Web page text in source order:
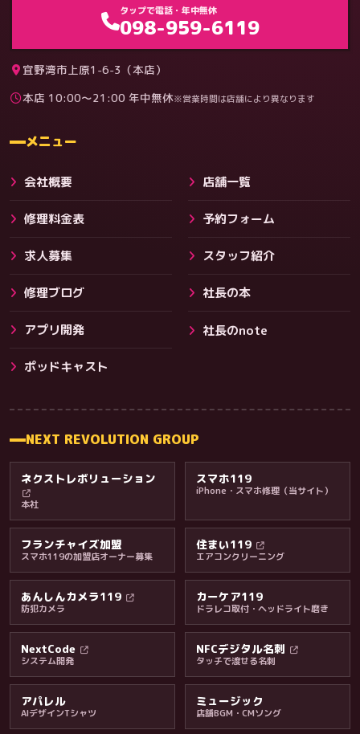
その他サービス
料金・保証・ご案内
料金
タップで電話・年中無休
098-959-6119
宜野湾市上原1-6-3（本店）
本店 10:00〜21:00 年中無休※営業時間は店舗により異なります
メニュー
会社概要 店舗一覧
修理料金表 予約フォーム
求人募集 スタッフ紹介
修理ブログ 社長の本
アプリ開発 社長のnote
ポッドキャスト
NEXT REVOLUTION GROUP
ネクストレボリューション
本社
スマホ119
iPhone・スマホ修理（当サイト）
フランチャイズ加盟
スマホ119の加盟店オーナー募集
住まい119
エアコンクリーニング
あんしんカメラ119
防犯カメラ
カーケア119
ドラレコ取付・ヘッドライト磨き
NextCode
システム開発
NFCデジタル名刺
タッチで渡せる名刺
アパレル
AIデザインTシャツ
ミュージック
店舗BGM・CMソング